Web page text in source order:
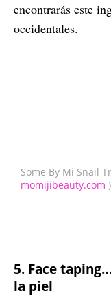
encontrarás este
occidentales.
Some By Mi Snail
momijibeauty.com )
5. Face
la piel